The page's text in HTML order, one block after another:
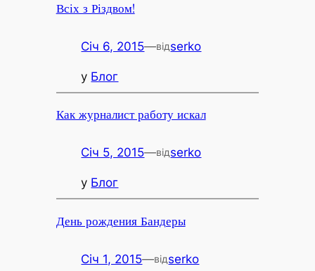
Всіх з Різдвом!
Січ 6, 2015—відserko
у Блог
Как журналист работу искал
Січ 5, 2015—відserko
у Блог
День рождения Бандеры
Січ 1, 2015—відserko